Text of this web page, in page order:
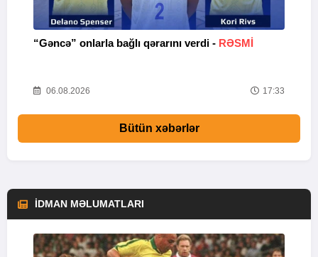
“Gəncə” onlarla bağlı qərarını verdi - RƏSMİ
06.08.2026 17:33
Bütün xəbərlər
İDMAN MƏLUMATLARI